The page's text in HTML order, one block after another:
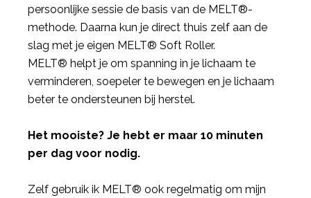
persoonlijke sessie de basis van de MELT®-
methode. Daarna kun je direct thuis zelf aan de
slag met je eigen MELT® Soft Roller.
MELT® helpt je om spanning in je lichaam te
verminderen, soepeler te bewegen en je lichaam
beter te ondersteunen bij herstel.
Het mooiste? Je hebt er maar 10 minuten
per dag voor nodig.
Zelf gebruik ik MELT® ook regelmatig om mijn